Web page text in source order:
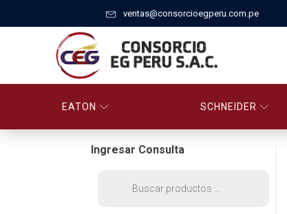
ventas@consorcioegperu.com.pe
EATON SCHNEIDER
Ingresar Consulta